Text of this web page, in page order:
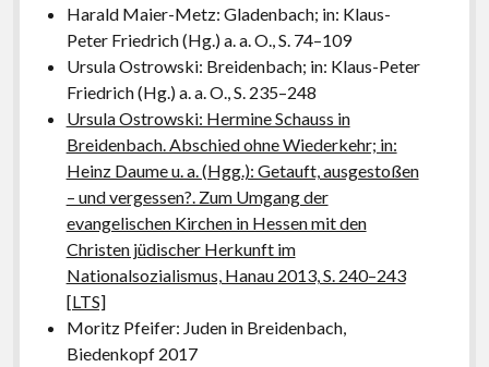
Harald Maier-Metz: Gladenbach; in: Klaus-
Peter Friedrich (Hg.) a. a. O., S. 74–109
Ursula Ostrowski: Breidenbach; in: Klaus-Peter
Friedrich (Hg.) a. a. O., S. 235–248
Ursula Ostrowski: Hermine Schauss in
Breidenbach. Abschied ohne Wiederkehr; in:
Heinz Daume u. a. (Hgg.): Getauft, ausgestoßen
– und vergessen?. Zum Umgang der
evangelischen Kirchen in Hessen mit den
Christen jüdischer Herkunft im
Nationalsozialismus, Hanau 2013, S. 240–243
[LTS]
Moritz Pfeifer: Juden in Breidenbach,
Biedenkopf 2017